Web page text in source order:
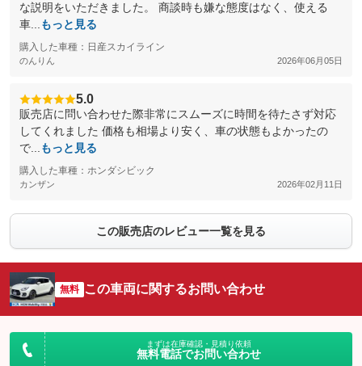
な説明をいただきました。 商談時も嫌な態度はなく、使える
車...
もっと見る
購入した車種：日産スカイライン
のんりん 2026年06月05日
5.0
販売店に問い合わせた際非常にスムーズに時間を待たさず対応
してくれました 価格も相場より安く、車の状態もよかったの
で...
もっと見る
購入した車種：ホンダシビック
カンザン 2026年02月11日
この販売店のレビュー一覧を見る
無料 この車両に関するお問い合わせ
まずは在庫確認・見積り依頼
無料電話でお問い合わせ